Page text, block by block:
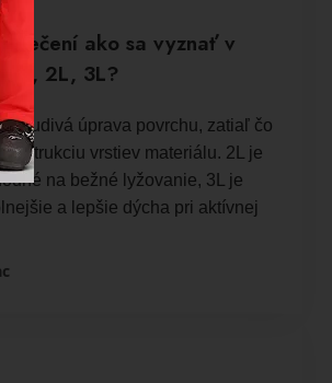
oblečení ako sa vyznať v
2L, 3L?
úprava povrchu, zatiaľ čo
vrstiev materiálu. 2L je
na bežné lyžovanie, 3L je
a lepšie dýcha pri aktívnej